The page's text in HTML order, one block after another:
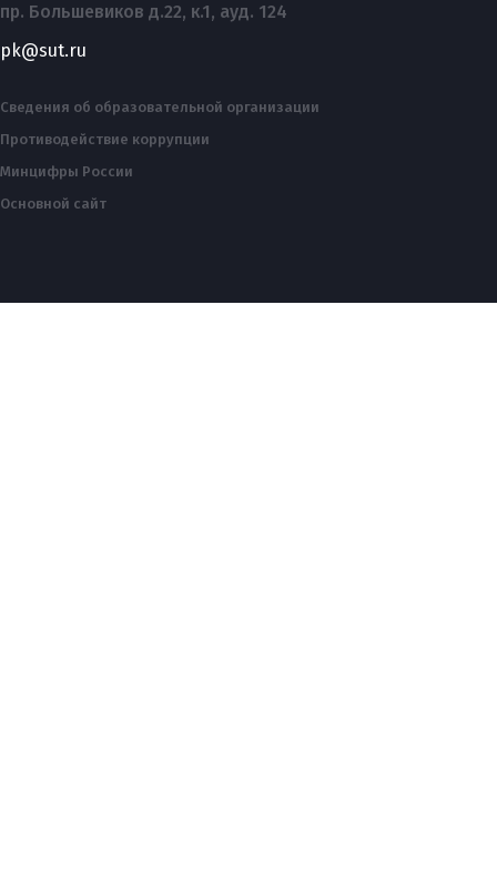
пр. Большевиков д.22, к.1, ауд. 124
pk@sut.ru
Сведения об образовательной организации
Противодействие коррупции
Минцифры России
Основной сайт